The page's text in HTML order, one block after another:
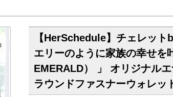
【HerSchedule】チェレッ
エリーのように家族の幸せを
EMERALD） 」 オリジナル
ラウンドファスナーウォレッ